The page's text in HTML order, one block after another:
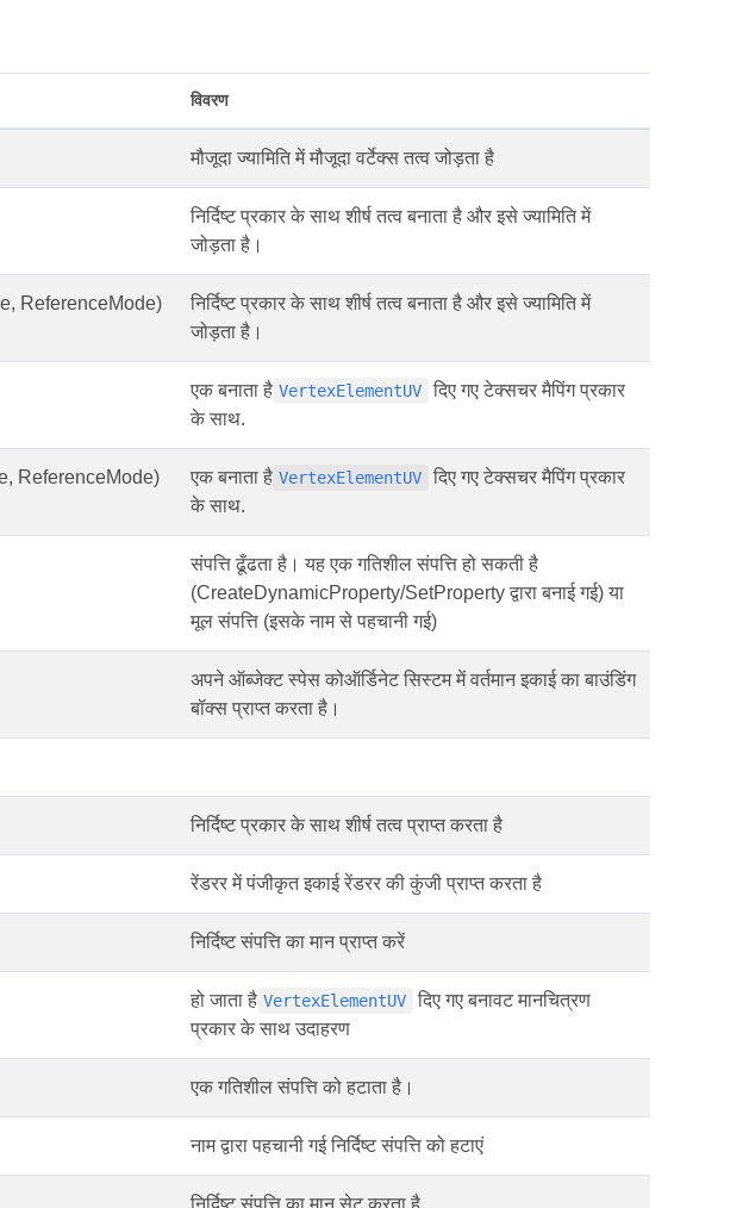
विवरण
मौजूदा ज्यामिति में मौजूदा वर्टेक्स तत्व जोड़ता है
निर्दिष्ट प्रकार के साथ शीर्ष तत्व बनाता है और इसे ज्यामिति में
जोड़ता है।
ReferenceMode)
निर्दिष्ट प्रकार के साथ शीर्ष तत्व बनाता है और इसे ज्यामिति में
जोड़ता है।
एक बनाता है VertexElementUV
दिए गए टेक्सचर मैपिंग प्रकार
के साथ.
ReferenceMode) एक बनाता है VertexElementUV
दिए गए टेक्सचर मैपिंग प्रकार
के साथ.
संपत्ति ढूँढता है। यह एक गतिशील संपत्ति हो सकती है
(CreateDynamicProperty/SetProperty द्वारा बनाई गई) या
मूल संपत्ति (इसके नाम से पहचानी गई)
अपने ऑब्जेक्ट स्पेस कोऑर्डिनेट सिस्टम में वर्तमान इकाई का बाउंडिंग
बॉक्स प्राप्त करता है।
निर्दिष्ट प्रकार के साथ शीर्ष तत्व प्राप्त करता है
रेंडरर में पंजीकृत इकाई रेंडरर की कुंजी प्राप्त करता है
निर्दिष्ट संपत्ति का मान प्राप्त करें
हो जाता है VertexElementUV
दिए गए बनावट मानचित्रण
प्रकार के साथ उदाहरण
एक गतिशील संपत्ति को हटाता है।
नाम द्वारा पहचानी गई निर्दिष्ट संपत्ति को हटाएं
निर्दिष्ट संपत्ति का मान सेट करता है